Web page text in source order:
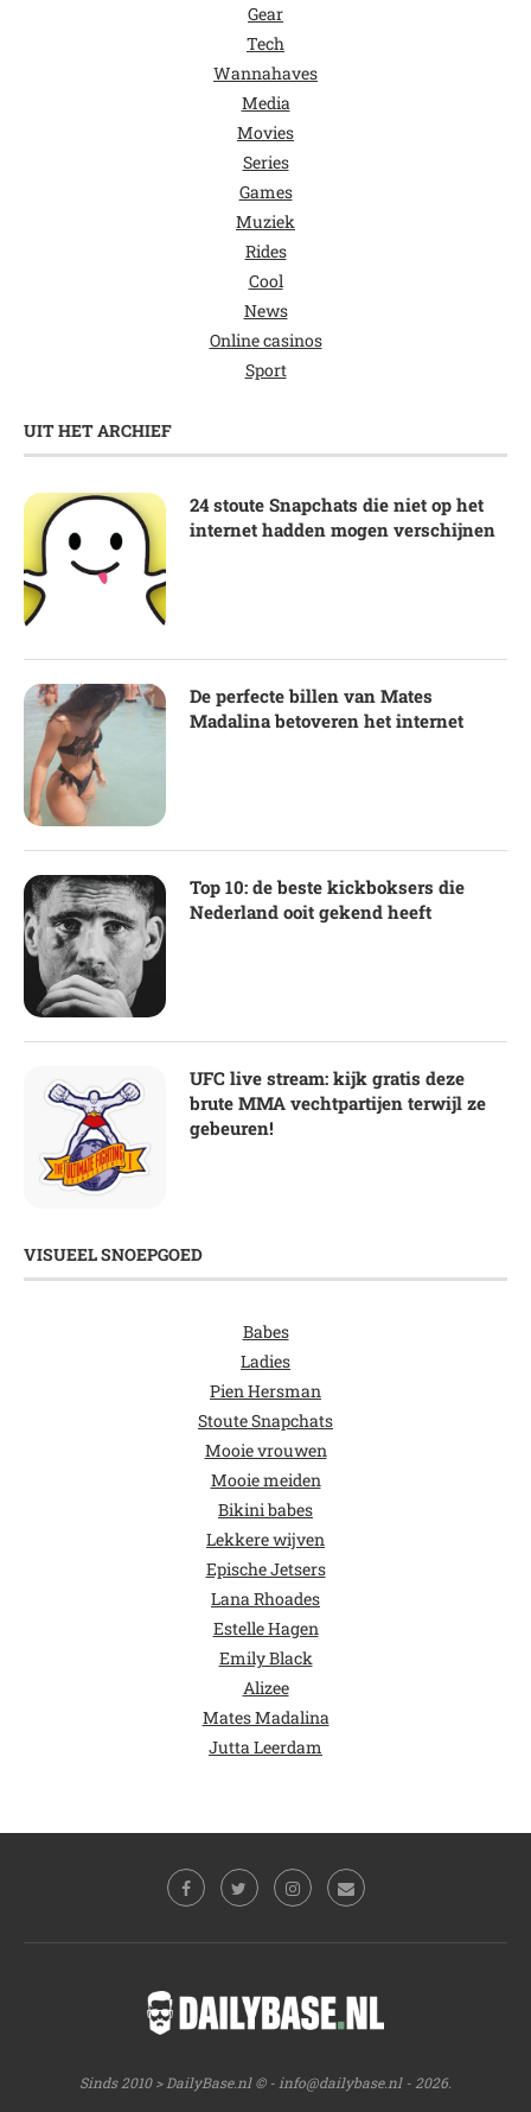
Gear
Tech
Wannahaves
Media
Movies
Series
Games
Muziek
Rides
Cool
News
Online casinos
Sport
UIT HET ARCHIEF
24 stoute Snapchats die niet op het
internet hadden mogen verschijnen
De perfecte billen van Mates
Madalina betoveren het internet
Top 10: de beste kickboksers die
Nederland ooit gekend heeft
UFC live stream: kijk gratis deze
brute MMA vechtpartijen terwijl ze
gebeuren!
VISUEEL SNOEPGOED
Babes
Ladies
Pien Hersman
Stoute Snapchats
Mooie vrouwen
Mooie meiden
Bikini babes
Lekkere wijven
Epische Jetsers
Lana Rhoades
Estelle Hagen
Emily Black
Alizee
Mates Madalina
Jutta Leerdam
Sinds 2010 > DailyBase.nl © - info@dailybase.nl- 2026.